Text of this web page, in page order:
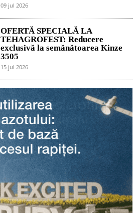
09 jul 2026
OFERTĂ SPECIALĂ LA
TEHAGROFEST: Reducere
exclusivă la semănătoarea Kinze
3505
15 jul 2026